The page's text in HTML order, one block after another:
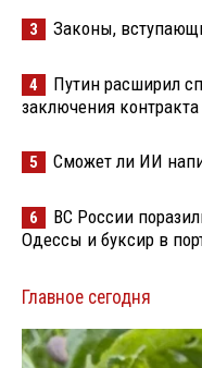
3 Законы,
4
Путин расширил
заключения
5 Сможет ли ИИ
6
ВС России
Одессы и буксир в
Главное сегодня